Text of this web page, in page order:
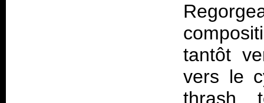
tantôt
vers le
thrash